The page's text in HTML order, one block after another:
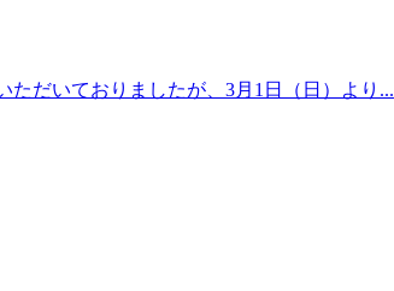
だいておりましたが、3月1日（日）より...